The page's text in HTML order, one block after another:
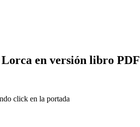
en versión libro PDF
click en la portada